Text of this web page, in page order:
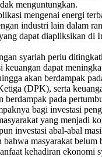
menguntungkan.
mengenai energi
industri lain dalam
dapat diapliksikan di
syariah perlu
keuangan dapat
akan berdampak
(DPK), serta
berdampak pada
bagi investasi
yang menjadi
investasi abal-abal
bahwa masyarakat belum
kehadiran ekonomi